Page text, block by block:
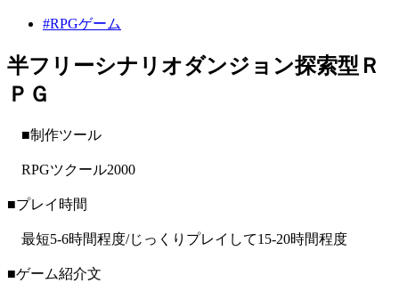
#RPGゲーム
半フリーシナリオダンジョン探索型Ｒ
ＰＧ
■制作ツール
RPGツクール2000
■プレイ時間
最短5-6時間程度/じっくりプレイして15-20時間程度
■ゲーム紹介文